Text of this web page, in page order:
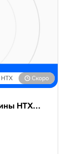
HTX Скоро
Специально в рамках 13-й Годовщины HTX——Месяц обучения по популярным токенам 20